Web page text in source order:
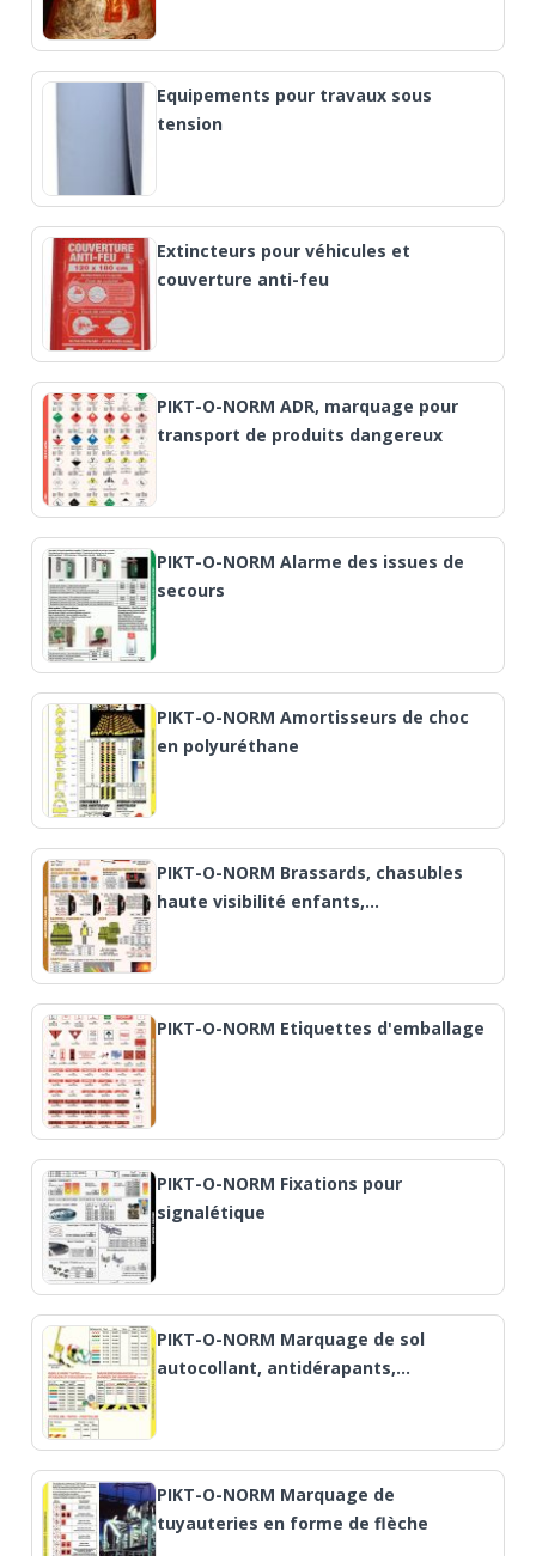
Equipements pour travaux sous
tension
Extincteurs pour véhicules et
couverture anti-feu
PIKT-O-NORM ADR, marquage pour
transport de produits dangereux
PIKT-O-NORM Alarme des issues de
secours
PIKT-O-NORM Amortisseurs de choc
en polyuréthane
PIKT-O-NORM Brassards, chasubles
haute visibilité enfants,…
PIKT-O-NORM Etiquettes d'emballage
PIKT-O-NORM Fixations pour
signalétique
PIKT-O-NORM Marquage de sol
autocollant, antidérapants,…
PIKT-O-NORM Marquage de
tuyauteries en forme de flèche